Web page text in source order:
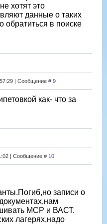
хотят это
данные о таких
в поиске
| Сообщение # 9
как- что за
| Сообщение # 10
записи о
МСР и ВАСТ.
лагерях,надо